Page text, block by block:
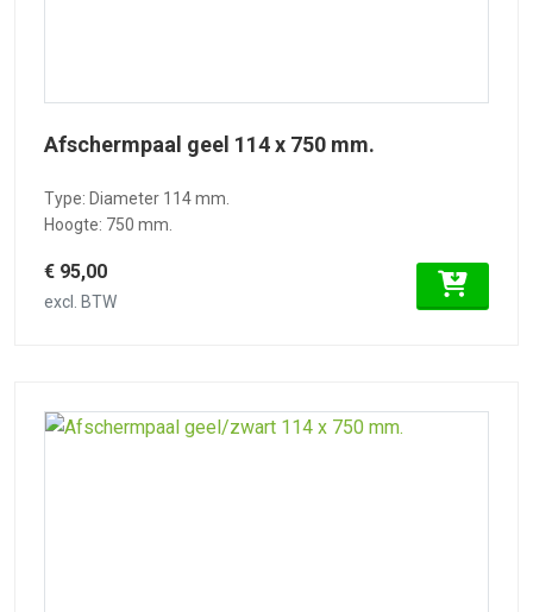
Afschermpaal geel 114 x 750 mm.
Type: Diameter 114 mm.
Hoogte: 750 mm.
€ 95,00
excl. BTW